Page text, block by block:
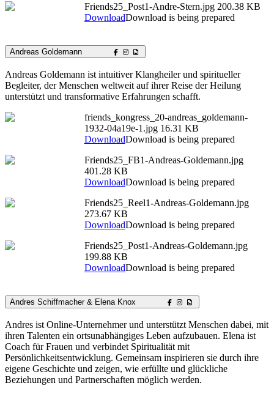
Friends25_Post1-Andre-Stern.jpg 200.38 KB
DownloadDownload is being prepared
Andreas Goldemann
Andreas Goldemann ist intuitiver Klangheiler und spiritueller
Begleiter, der Menschen weltweit auf ihrer Reise der Heilung
unterstützt und transformative Erfahrungen schafft.
friends_kongress_20-andreas_goldemann-
1932-04a19e-1.jpg 16.31 KB
DownloadDownload is being prepared
Friends25_FB1-Andreas-Goldemann.jpg
401.28 KB
DownloadDownload is being prepared
Friends25_Reel1-Andreas-Goldemann.jpg
273.67 KB
DownloadDownload is being prepared
Friends25_Post1-Andreas-Goldemann.jpg
199.88 KB
DownloadDownload is being prepared
Andres Schiffmacher & Elena Knox
Andres ist Online-Unternehmer und unterstützt Menschen dabei, mit
ihren Talenten ein ortsunabhängiges Leben aufzubauen. Elena ist
Coach für Frauen und verbindet Spiritualität mit
Persönlichkeitsentwicklung. Gemeinsam inspirieren sie durch ihre
eigene Geschichte und zeigen, wie erfüllte und glückliche
Beziehungen und Partnerschaften möglich werden.